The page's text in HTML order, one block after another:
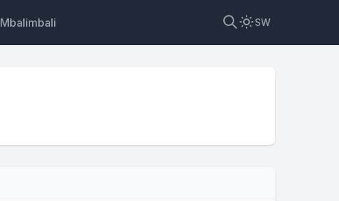
Mbalimbali SW